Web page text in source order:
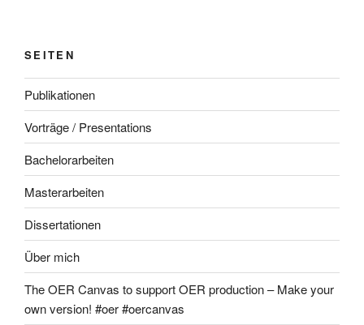
SEITEN
Publikationen
Vorträge / Presentations
Bachelorarbeiten
Masterarbeiten
Dissertationen
Über mich
The OER Canvas to support OER production – Make your
own version! #oer #oercanvas